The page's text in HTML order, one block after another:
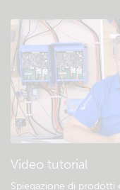
Video tutorial
Spiegazione di prodotti